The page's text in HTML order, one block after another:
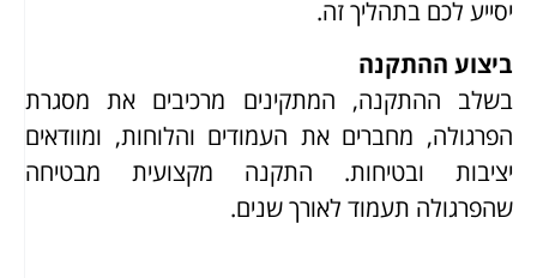
יסייע לכם בתהליך זה.
ביצוע ההתקנה
בשלב ההתקנה, המתקינים מרכיבים את מסגרת
הפרגולה, מחברים את העמודים והלוחות, ומוודאים
יציבות ובטיחות. התקנה מקצועית מבטיחה
שהפרגולה תעמוד לאורך שנים.